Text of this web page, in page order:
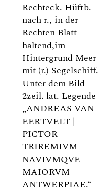
Rechteck. Hüftb.
nach r., in der
Rechten Blatt
haltend,im
Hintergrund Meer
mit (r.) Segelschiff.
Unter dem Bild
2zeil. lat. Legende
„ANDREAS VAN
EERTVELT |
PICTOR
TRIREMIVM
NAVIVMQVE
MAIORVM
ANTWERPIAE.“